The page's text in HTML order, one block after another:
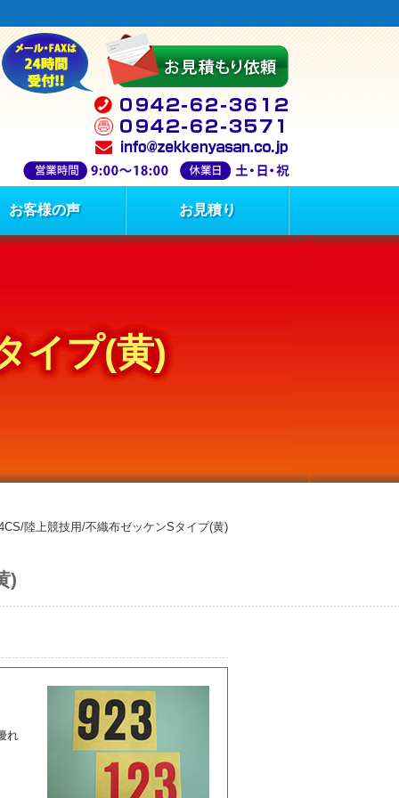
お客様の声 お見積り
イプ(黄)
陸上競技用/不織布ゼッケンSタイプ(黄)
)
れ